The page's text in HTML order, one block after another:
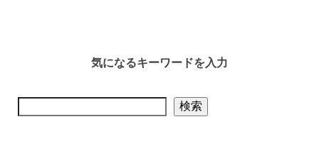
気になるキーワードを入力
検索